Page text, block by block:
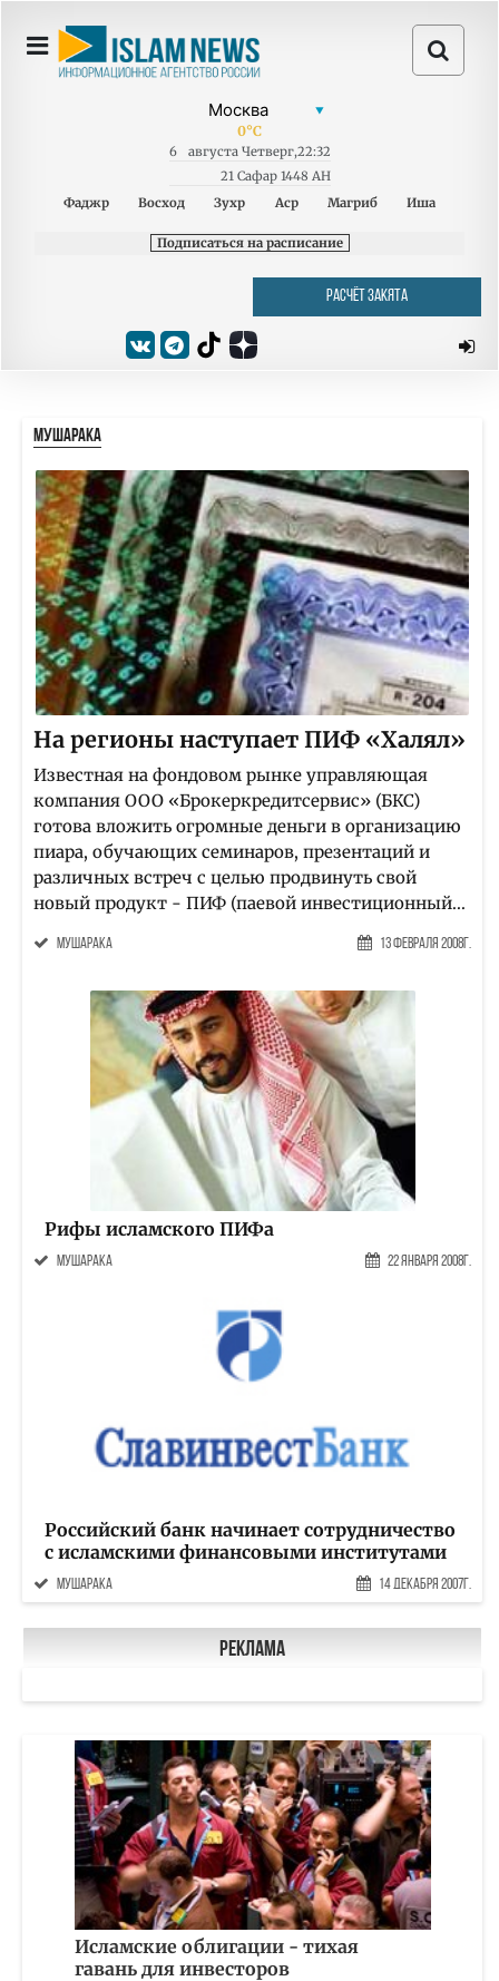
0°C
6 августа Четверг,22:32
21 Сафар 1448 AH
Фаджр
Восход Зухр Аср Магриб Иша
Подписаться на расписание
РАСЧЁТ ЗАКЯТА
МУШАРАКА
На регионы наступает ПИФ «Халял»
Известная на фондовом рынке управляющая
компания ООО «Брокеркредитсервис» (БКС)
готова вложить огромные деньги в организацию
пиара, обучающих семинаров, презентаций и
различных встреч с целью продвинуть свой
новый продукт - ПИФ (паевой инвестиционный...
мушарака 13 Февраля 2008г.
Рифы исламского ПИФа
мушарака 22 Января 2008г.
Российский банк начинает сотрудничество
с исламскими финансовыми институтами
мушарака 14 Декабря 2007г.
Реклама
Исламские облигации - тихая
гавань для инвесторов